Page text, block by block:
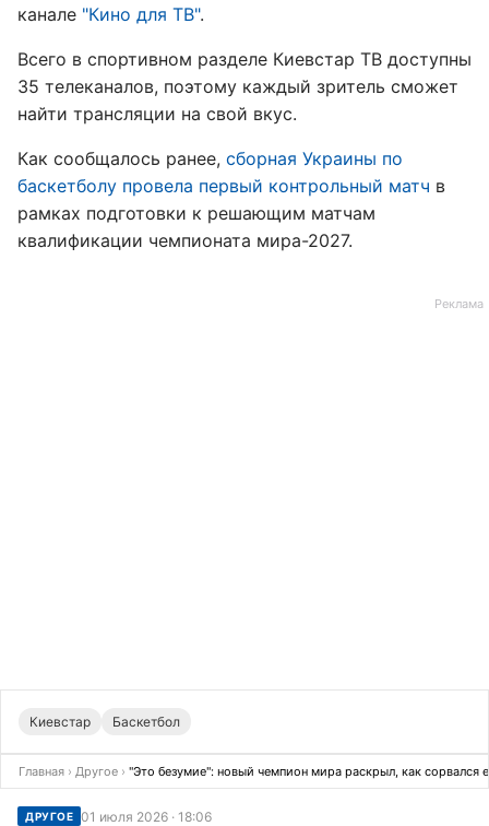
канале "Кино для ТВ".
Всего в спортивном разделе Киевстар ТВ доступны
35 телеканалов, поэтому каждый зритель сможет
найти трансляции на свой вкус.
Как сообщалось ранее, сборная Украины по
баскетболу провела первый контрольный матч в
рамках подготовки к решающим матчам
квалификации чемпионата мира-2027.
Киевстар Баскетбол
Главная › Другое › "Это безумие": новый чемпион мира раскрыл, как сорвался
ДРУГОЕ 01 июля 2026 · 18:06